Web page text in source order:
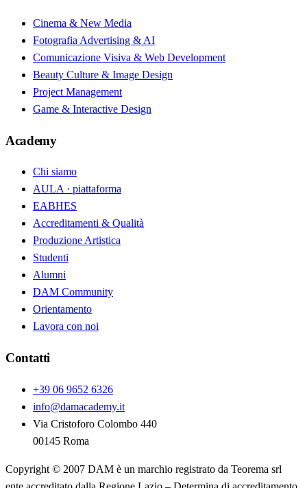
Cinema & New Media
Fotografia Advertising & AI
Comunicazione Visiva & Web Development
Beauty Culture & Image Design
Project Management
Game & Interactive Design
Academy
Chi siamo
AULA · piattaforma
EABHES
Accreditamenti & Qualità
Produzione Artistica
Studenti
Alumni
DAM Community
Orientamento
Lavora con noi
Contatti
+39 06 9652 6326
info@damacademy.it
Via Cristoforo Colombo 440
00145 Roma
Copyright © 2007 DAM è un marchio registrato da Teorema srl